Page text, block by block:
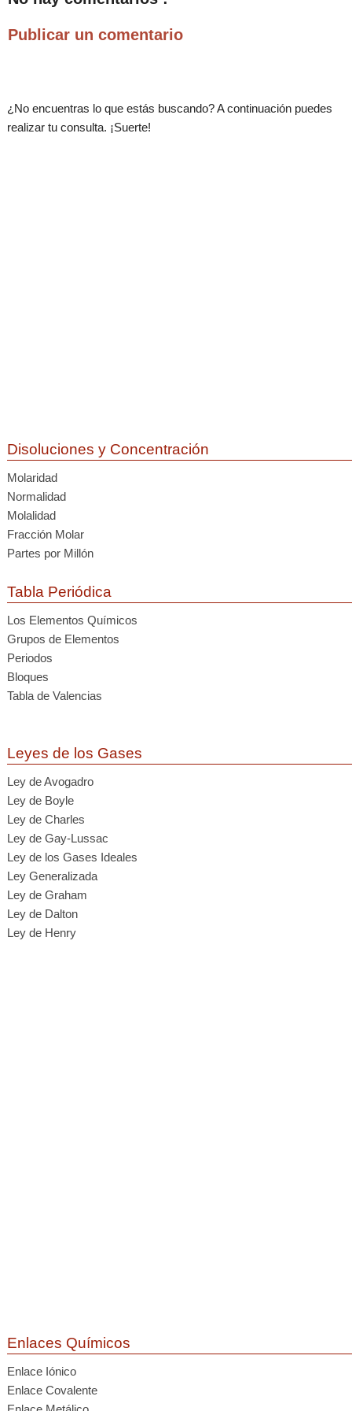
Publicar un comentario
¿No encuentras lo que estás buscando? A continuación puedes
realizar tu consulta. ¡Suerte!
Disoluciones y Concentración
Molaridad
Normalidad
Molalidad
Fracción Molar
Partes por Millón
Tabla Periódica
Los Elementos Químicos
Grupos de Elementos
Periodos
Bloques
Tabla de Valencias
Leyes de los Gases
Ley de Avogadro
Ley de Boyle
Ley de Charles
Ley de Gay-Lussac
Ley de los Gases Ideales
Ley Generalizada
Ley de Graham
Ley de Dalton
Ley de Henry
Enlaces Químicos
Enlace Iónico
Enlace Covalente